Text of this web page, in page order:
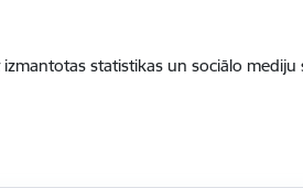
statistikas un sociālo mediju